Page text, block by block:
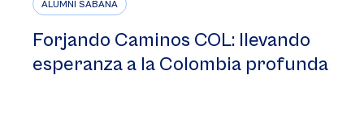
ALUMNI SABANA
Forjando Caminos COL: llevando
esperanza a la Colombia profunda